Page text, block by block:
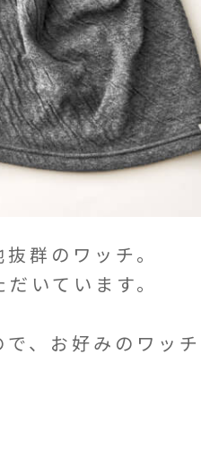
群のワッチ。
いています。
、お好みのワッ